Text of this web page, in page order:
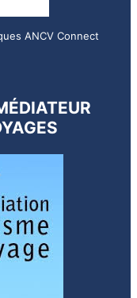
ANCV Connect